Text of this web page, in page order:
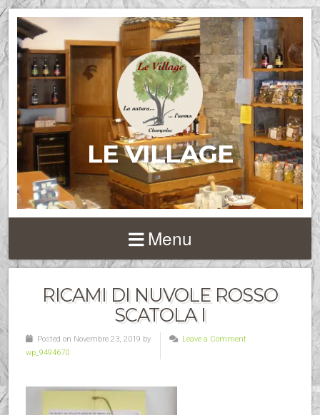
LE VILLAGE
Menu
RICAMI DI NUVOLE ROSSO
SCATOLA I
Posted on Novembre 23, 2019 by
wp_9494670
Leave a Comment